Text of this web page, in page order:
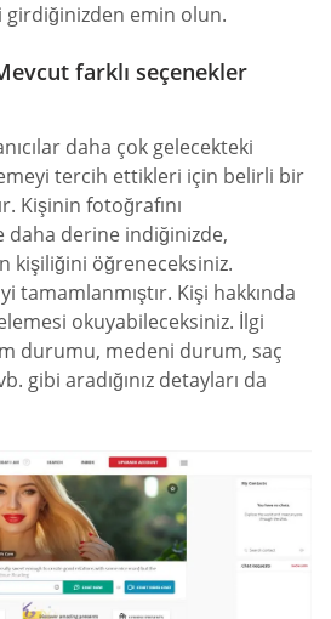
emin olun.
farklı seçenekler
daha çok gelecekteki
tercih ettikleri için belirli bir
Kişinin fotoğrafını
derine indiğinizde,
kişiliğini öğreneceksiniz.
tamamlanmıştır. Kişi hakkında
okuyabileceksiniz. İlgi
durumu, medeni durum, saç
gibi aradığınız detayları da